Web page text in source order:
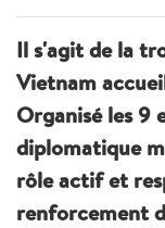
Il s'agit de la
Vietnam
Organisé les 9
diplomatique
rôle actif et
renforcement